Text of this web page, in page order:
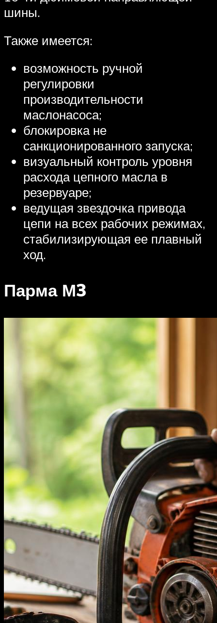
шины.
Также имеется:
возможность ручной
регулировки
производительности
маслонасоса;
блокировка не
санкционированного запуска;
визуальный контроль уровня
расхода цепного масла в
резервуаре;
ведущая звездочка привода
цепи на всех рабочих режимах,
стабилизирующая ее плавный
ход.
Парма М3